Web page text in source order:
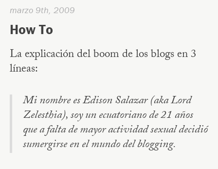
marzo 9th, 2009
How To
La explicación del boom de los blogs en 3
líneas:
Mi nombre es Edison Salazar (aka Lord
Zelesthia), soy un ecuatoriano de 21 años
que a falta de mayor actividad sexual decidió
sumergirse en el mundo del blogging.